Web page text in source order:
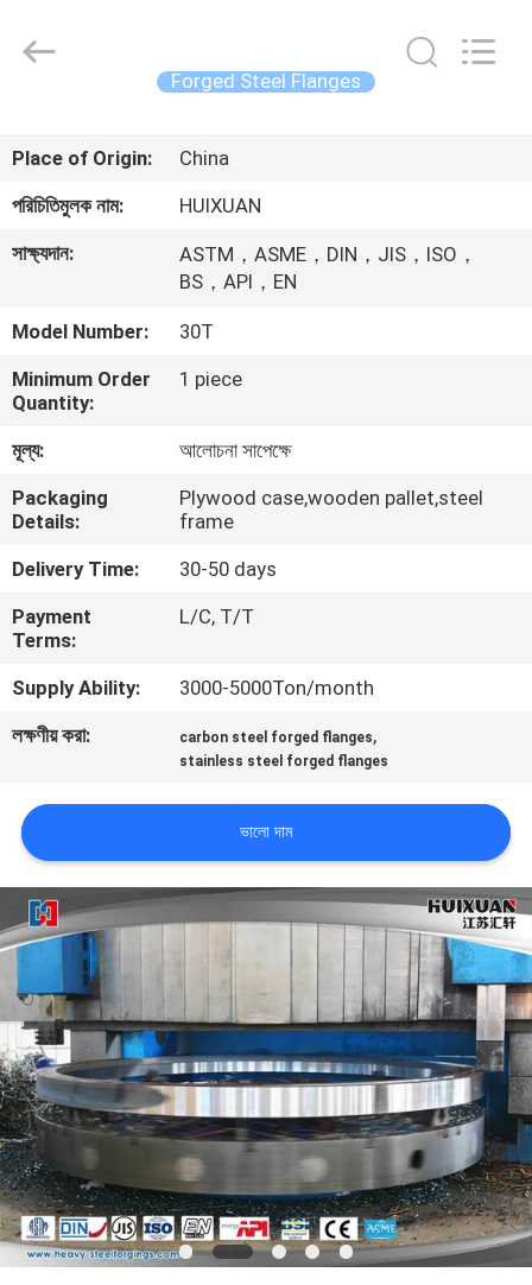
পণ্য
সম্পর্কে
কারখানা
ভ্রমণ
নিয়ন্ত্রণ
ম্যাপ
PRIVACY
POLICY
ENERGY
EQUIPMENT
Forged Steel Flanges
Place of Origin:
China
পরিচিতিমুলক নাম:
HUIXUAN
সাক্ষ্যদান:
ASTM，ASME，DIN，JIS，ISO，
BS，API，EN
Model Number:
30T
Minimum Order
Quantity:
1 piece
মূল্য:
আলোচনা সাপেক্ষে
Packaging
Details:
Plywood case,wooden pallet,steel
frame
Delivery Time:
30-50 days
Payment
Terms:
L/C, T/T
Supply Ability:
3000-5000Ton/month
লক্ষণীয় করা:
carbon steel forged flanges,
stainless steel forged flanges
ভালো দাম